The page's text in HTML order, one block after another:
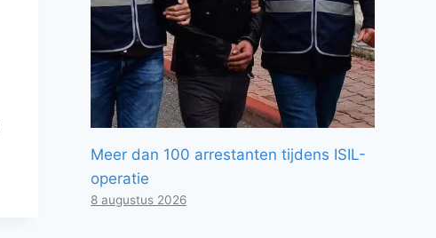
Meer dan 100 arrestanten tijdens ISIL-
operatie
8 augustus 2026